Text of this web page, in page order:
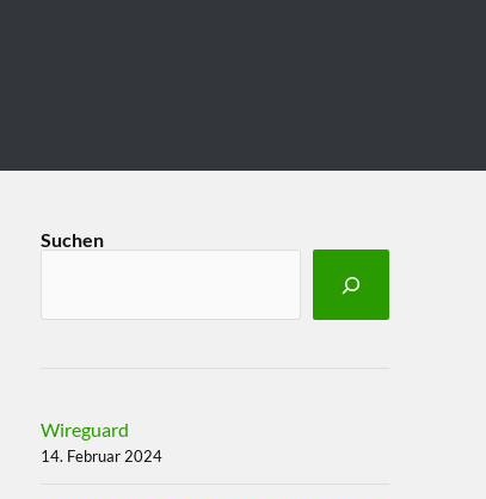
Suchen
Wireguard
14. Februar 2024